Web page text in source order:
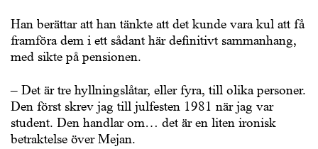
Han berättar att han tänkte att det kunde vara kul att få
framföra dem i ett sådant här definitivt sammanhang,
med sikte på pensionen.
– Det är tre hyllningslåtar, eller fyra, till olika personer.
Den först skrev jag till julfesten 1981 när jag var
student. Den handlar om… det är en liten ironisk
betraktelse över Mejan.